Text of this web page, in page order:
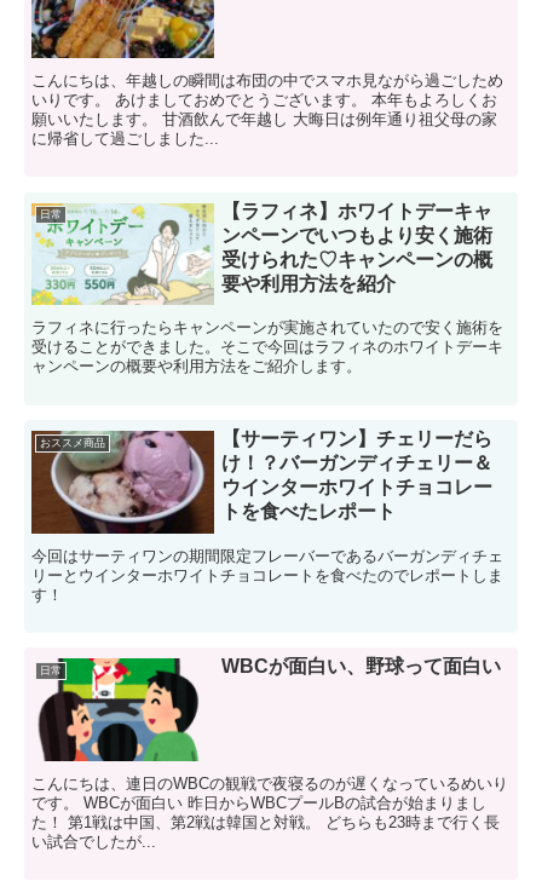
こんにちは、年越しの瞬間は布団の中でスマホ見ながら過ごしため
いりです。 あけましておめでとうございます。 本年もよろしくお
願いいたします。 甘酒飲んで年越し 大晦日は例年通り祖父母の家
に帰省して過ごしました...
日常
【ラフィネ】ホワイトデーキャ
ンペーンでいつもより安く施術
受けられた♡キャンペーンの概
要や利用方法を紹介
ラフィネに行ったらキャンペーンが実施されていたので安く施術を
受けることができました。そこで今回はラフィネのホワイトデーキ
ャンペーンの概要や利用方法をご紹介します。
おススメ商品
【サーティワン】チェリーだら
け！？バーガンディチェリー＆
ウインターホワイトチョコレー
トを食べたレポート
今回はサーティワンの期間限定フレーバーであるバーガンディチェ
リーとウインターホワイトチョコレートを食べたのでレポートしま
す！
日常 WBCが面白い、野球って面白い
こんにちは、連日のWBCの観戦で夜寝るのが遅くなっているめいり
です。 WBCが面白い 昨日からWBCプールBの試合が始まりまし
た！ 第1戦は中国、第2戦は韓国と対戦。 どちらも23時まで行く長
い試合でしたが...